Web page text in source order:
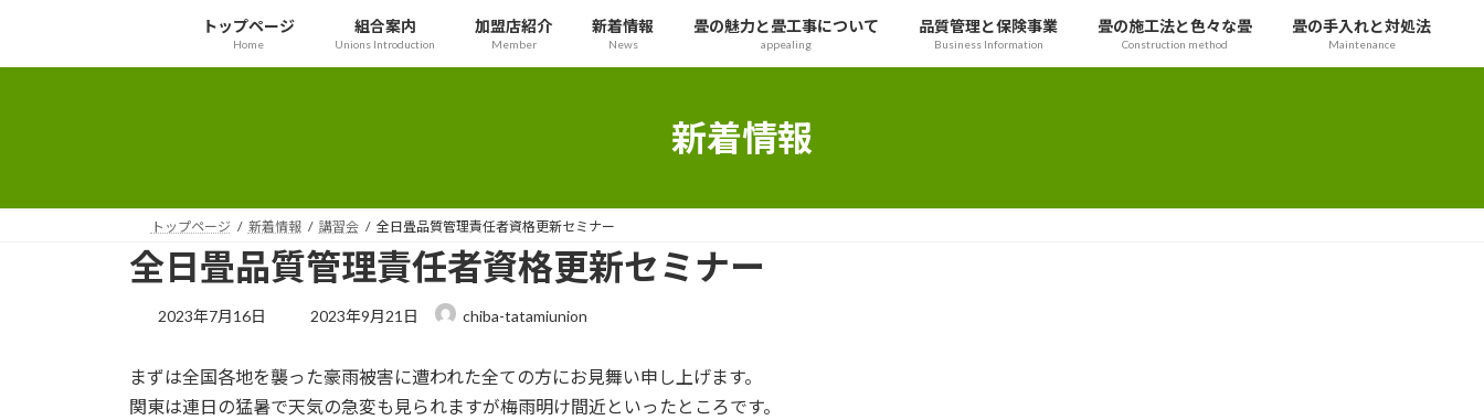
テ
ゲ
トップページ
Home
組合案内
Unions Introduction
加盟店紹介
Member
新着情報
News
畳の魅力と畳工事について
appealing
品質管理と保険事業
Business Information
畳の施工法と色々な畳
Construction method
畳の手入れと対処法
Maintenance
新着情報
トップページ 新着情報 講習会 全日畳品質管理責任者資格更新セミナー
全日畳品質管理責任者資格更新セミナー
2023年7月16日
最
新
日
2023年9月21日 chiba-tatamiunion
まずは全国各地を襲った豪雨被害に遭われた全ての方にお見舞い申し上げます。
関東は連日の猛暑で天気の急変も見られますが梅雨明け間近といったところです。